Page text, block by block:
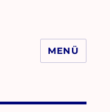
MENÜ